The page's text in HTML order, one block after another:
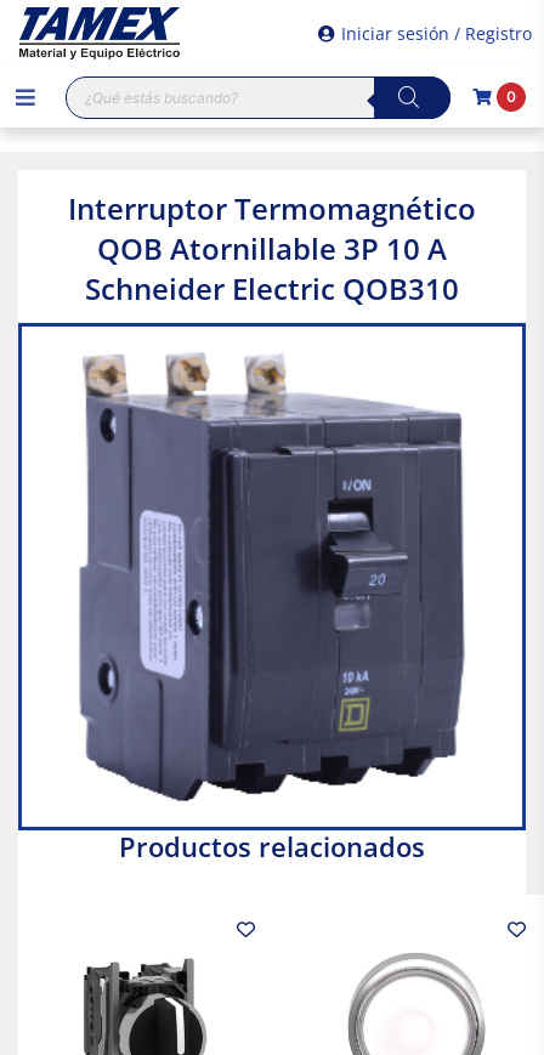
Iniciar sesión / Registro
Búsqueda
de
productos
0
Interruptor Termomagnético
QOB Atornillable 3P 10 A
Schneider Electric QOB310
Productos relacionados